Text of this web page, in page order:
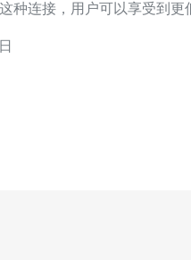
种连接，用户可以享受到更
VPS的优势，适用场景，并